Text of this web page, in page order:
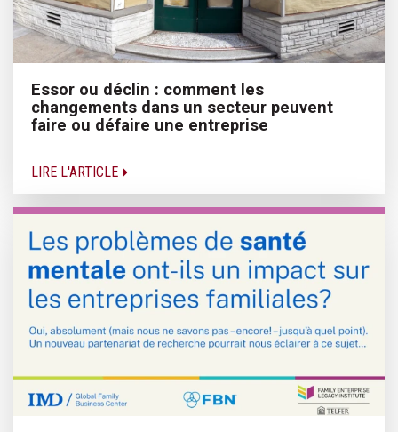
Essor ou déclin : comment les
changements dans un secteur peuvent
faire ou défaire une entreprise
LIRE L'ARTICLE